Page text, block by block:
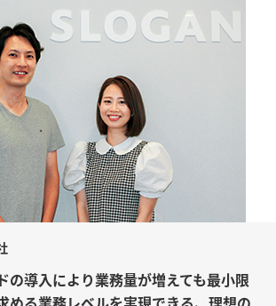
の導入により業務量が増えても最小限